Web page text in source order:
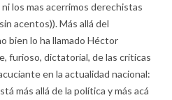
los mas acerrimos derechistas
sin acentos)). Más allá del
bien lo ha llamado Héctor
furioso, dictatorial, de las críticas
en la actualidad nacional:
más allá de la política y más acá